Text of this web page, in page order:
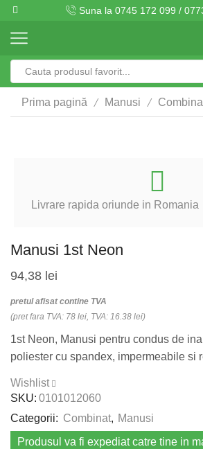
Suna la 0745 172 099 /
Prima pagină / Manusi /
Livrare rapida oriunde in Romania
Manusi 1st Neon
94,38 lei
pretul afisat contine TVA
(pret fara TVA: 78 lei, TVA: 16.38 lei)
1st Neon, Manusi pentru condus de
poliester cu spandex, impermeabile si
Wishlist
SKU: 0101012060
Categorii: Combinat, Manusi
Produsul va fi expediat catre tine in